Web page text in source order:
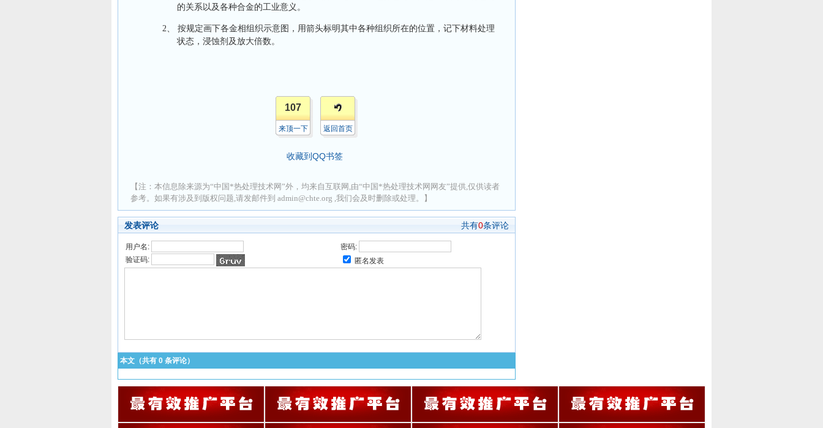
的关系以及各种合金的工业意义。
2、
按规定画下各金相组织示意图，用箭头标明其中各种组织所在的位置，记下材料处理
状态，浸蚀剂及放大倍数。
107
来顶一下 返回首页
收藏到QQ书签
【注：本信息除来源为“中国*热处理技术网”外，均来自互联网,由“中国*热处理技术网网友”提供,仅供读者
参考。如果有涉及到版权问题,请发邮件到 admin@chte.org ,我们会及时删除或处理。】
发表评论 共有0条评论
用户名:
密码:
验证码:
匿名发表
本文（共有 0 条评论）